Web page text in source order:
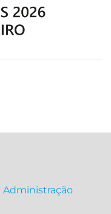
Administração